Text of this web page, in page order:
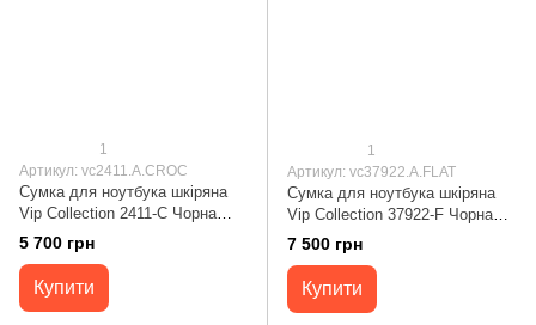
1
Артикул: vc2411.A.CROC
Сумка для ноутбука шкіряна
Vip Collection 2411-С Чорна
2411.A.CROC
5 700 грн
Купити
1
Артикул: vc37922.A.FLAT
Сумка для ноутбука шкіряна
Vip Collection 37922-F Чорна
37922.A.FLAT
7 500 грн
Купити